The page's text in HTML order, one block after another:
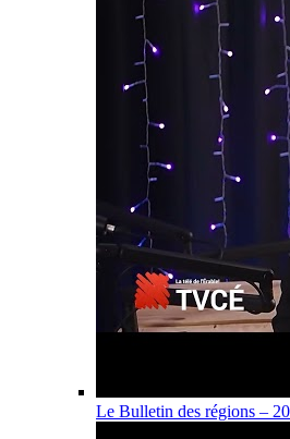
Le Bulletin des régions –